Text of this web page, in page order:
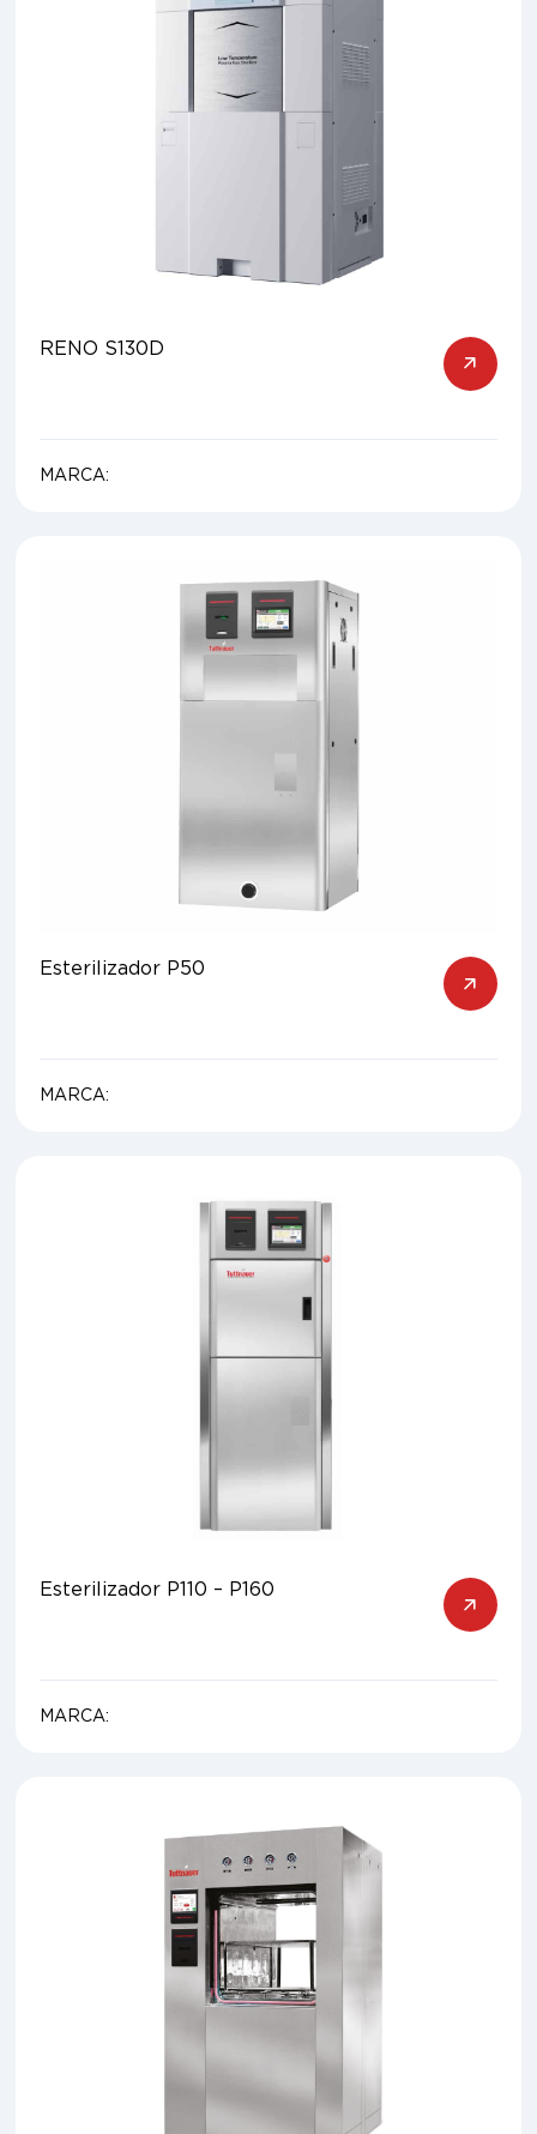
RENO S130D
MARCA:
Esterilizador P50
MARCA:
Esterilizador P110 – P160
MARCA: